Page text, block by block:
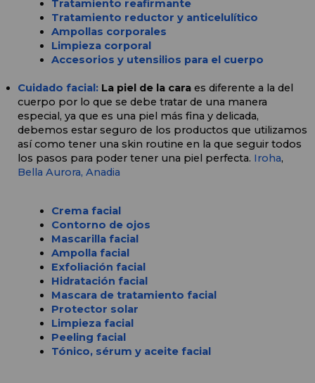
Tratamiento reafirmante
Tratamiento reductor y anticelulítico
Ampollas corporales
Limpieza corporal
Accesorios y utensilios para el cuerpo
Cuidado facial: La piel de la cara es diferente a la del
cuerpo por lo que se debe tratar de una manera
especial, ya que es una piel más fina y delicada,
debemos estar seguro de los productos que utilizamos
así como tener una skin routine en la que seguir todos
los pasos para poder tener una piel perfecta. Iroha
Bella Aurora, Anadia
Crema facial
Contorno de ojos
Mascarilla facial
Ampolla facial
Exfoliación facial
Hidratación facial
Mascara de tratamiento facial
Protector solar
Limpieza facial
Peeling facial
Tónico, sérum y aceite facial